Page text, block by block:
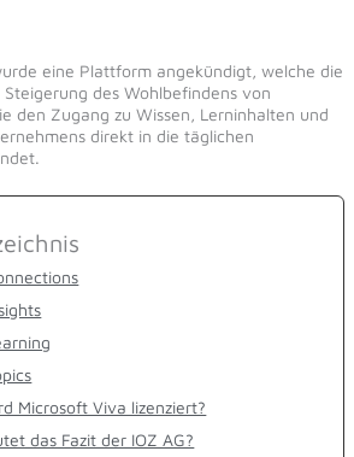
eine Plattform angekündigt, welche die
des Wohlbefindens von
den Zugang zu Wissen, Lerninhalten und
direkt in die täglichen
Microsoft Viva lizenziert?
das Fazit der IOZ AG?